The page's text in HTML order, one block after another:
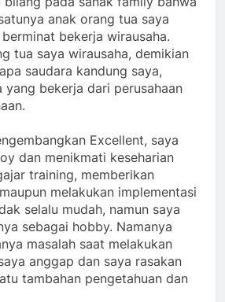
bilang pada sanak family bahwa
anak orang tua saya
bekerja wirausaha.
tua saya wirausaha, demikian
saudara kandung saya,
yang bekerja dari perusahaan
Excellent, saya
dan menikmati keseharian
training, memberikan
melakukan implementasi
selalu mudah, namun saya
sebagai hobby. Namanya
masalah saat melakukan
anggap dan saya rasakan
tambahan pengetahuan dan